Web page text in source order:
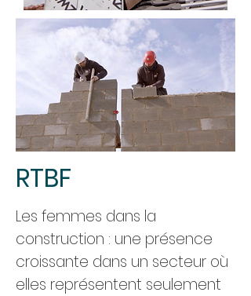
RTBF
Les femmes dans la
construction : une présence
croissante dans un secteur où
elles représentent seulement